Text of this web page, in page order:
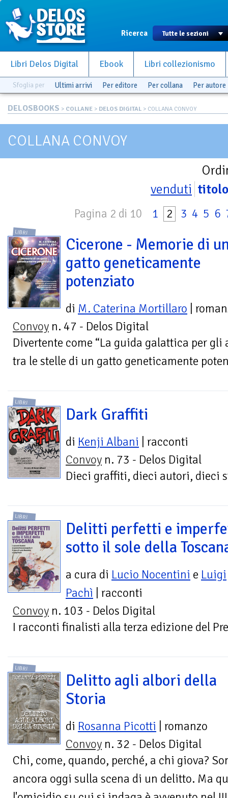
Ricerca
Libri Delos Digital Ebook Libri collezionismo
Sfoglia per Ultimi arrivi Per editore Per collana Per autore
DELOSBOOKS > COLLANE > DELOS DIGITAL > COLLANA CONVOY
COLLANA CONVOY
venduti titolo
Pagina 2 di 10 1 2 3 4 5 6
LIBRI
Cicerone - Memorie di
gatto geneticamente
potenziato
di M. Caterina Mortillaro |
Convoy n. 47 - Delos Digital
Divertente come “La guida galattica per
tra le stelle di un gatto geneticamente
LIBRI
Dark Graffiti
di Kenji Albani | racconti
Convoy n. 73 - Delos Digital
Dieci graffiti, dieci autori, dieci
LIBRI
Delitti perfetti e
sotto il sole della
a cura di Lucio Nocentini e Luigi
Pachì | racconti
Convoy n. 103 - Delos Digital
I racconti finalisti alla terza edizione del
LIBRI
Delitto agli albori della
Storia
di Rosanna Picotti | romanzo
Convoy n. 32 - Delos Digital
Chi, come, quando, perché, a chi giova?
ancora oggi sulla scena di un delitto. Ma